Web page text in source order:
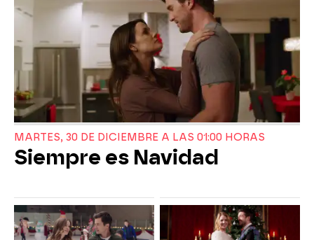
MARTES, 30 DE DICIEMBRE A LAS 01:00 HORAS
Siempre es Navidad